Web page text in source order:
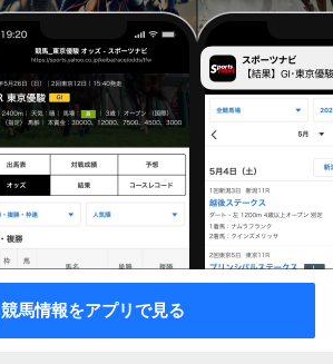
競馬情報をアプリで見る